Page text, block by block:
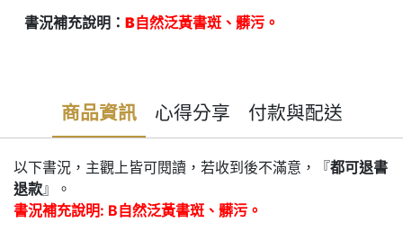
書況補充說明： B自然泛黃書斑、髒污。
商品資訊 心得分享 付款與配送
以下書況，主觀上皆可閱讀，若收到後不滿意，『都可退書
退款』。
書況補充說明: B自然泛黃書斑、髒污。